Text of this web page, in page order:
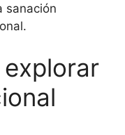
sanación